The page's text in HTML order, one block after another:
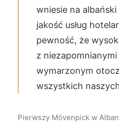
wniesie na
jakość usług
pewność, że
z
wymarzonym
wszystkich
Pierwszy Mövenpick w